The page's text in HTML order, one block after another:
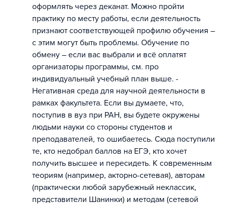
оформлять через деканат. Можно пройти
практику по месту работы, если деятельность
признают соответствующей профилю обучения –
с этим могут быть проблемы. Обучение по
обмену – если вас выбрали и всё оплатят
организаторы программы, см. про
индивидуальный учебный план выше. -
Негативная среда для научной деятельности в
рамках факультета. Если вы думаете, что,
поступив в вуз при РАН, вы будете окружены
людьми науки со стороны студентов и
преподавателей, то ошибаетесь. Сюда поступили
те, кто недобрал баллов на ЕГЭ, кто хочет
получить высшее и пересидеть. К современным
теориям (например, акторно-сетевая), авторам
(практически любой зарубежный неклассик,
представители Шанинки) и методам (сетевой